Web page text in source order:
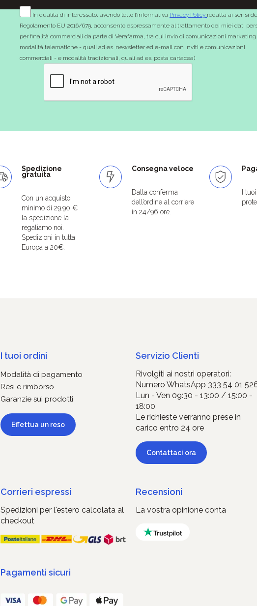
In qualità di interessato, avendo letto l’informativa Privacy Policy redatta ai sensi
Regolamento EU 2016/679, acconsento espressamente al trattamento dei miei dati
per finalità commerciali da parte di Verafarma, tra cui invio di comunicazioni marketing
modalità telematiche - quali ad es. newsletter ed e-mail con inviti e comunicazioni
commerciali - e modalità tradizionali, quali ad es. posta cartacea)
Spedizione
gratuita
Con un acquisto
minimo di 29.90 €
la spedizione la
regaliamo noi.
Spedizioni in tutta
Europa a 20€.
Consegna veloce
Dalla conferma
dell’ordine al corriere
in 24/96 ore.
I
I tuoi ordini
Modalità di pagamento
Resi e rimborso
Garanzie sui prodotti
Effettua un reso
Servizio Clienti
Rivolgiti ai nostri operatori:
Numero WhatsApp 333 54 01
Lun - Ven 09:30 - 13:00 / 15:00 -
18:00
Le richieste verranno prese in
carico entro 24 ore
Contattaci ora
Corrieri espressi
Spedizioni per l'estero calcolata al
checkout
Recensioni
La vostra opinione conta
Pagamenti sicuri